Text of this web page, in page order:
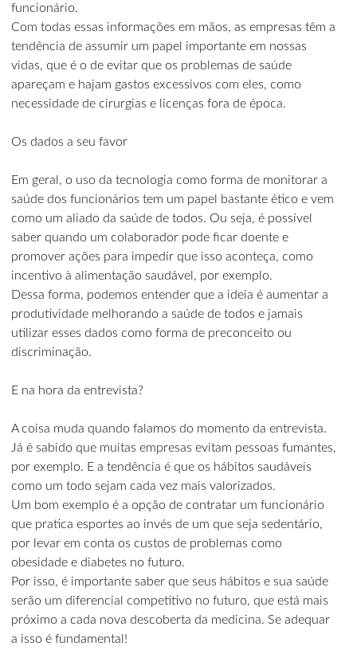
funcionário.
Com todas essas informações em mãos, as empresas têm a
tendência de assumir um papel importante em nossas
vidas, que é o de evitar que os problemas de saúde
apareçam e hajam gastos excessivos com eles, como
necessidade de cirurgias e licenças fora de época.
Os dados a seu favor
Em geral, o uso da tecnologia como forma de monitorar a
saúde dos funcionários tem um papel bastante ético e vem
como um aliado da saúde de todos. Ou seja, é possível
saber quando um colaborador pode ficar doente e
promover ações para impedir que isso aconteça, como
incentivo à alimentação saudável, por exemplo.
Dessa forma, podemos entender que a ideia é aumentar a
produtividade melhorando a saúde de todos e jamais
utilizar esses dados como forma de preconceito ou
discriminação.
E na hora da entrevista?
A coisa muda quando falamos do momento da entrevista.
Já é sabido que muitas empresas evitam pessoas fumantes,
por exemplo. E a tendência é que os hábitos saudáveis
como um todo sejam cada vez mais valorizados.
Um bom exemplo é a opção de contratar um funcionário
que pratica esportes ao invés de um que seja sedentário,
por levar em conta os custos de problemas como
obesidade e diabetes no futuro.
Por isso, é importante saber que seus hábitos e sua saúde
serão um diferencial competitivo no futuro, que está mais
próximo a cada nova descoberta da medicina. Se adequar
a isso é fundamental!